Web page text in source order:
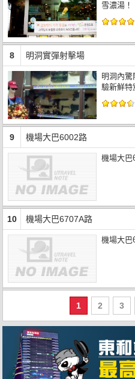
雪濃湯！
8 明洞實彈射擊場
明洞內
驗新鮮特
9 機場大巴6002路
機場大巴
10 機場大巴6707A路
機場大巴
1 2 3